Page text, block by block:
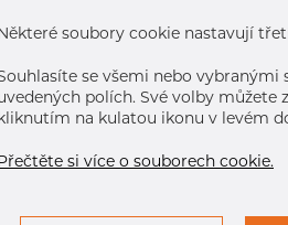
soubory cookie nastavují
se všemi nebo vybranými
polích. Své volby můžete
na kulatou ikonu v levém
si více o souborech cookie.